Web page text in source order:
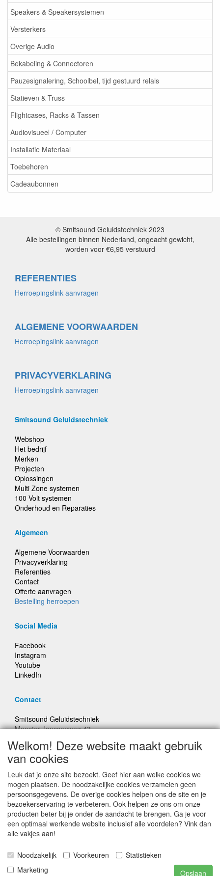
Speakers & Speakersystemen
Versterkers
Overige Audio
Bekabeling & Connectoren
Pauzesignalering, Schoolbel, tijd gestuurd relais
Statieven & Truss
Flightcases, Racks & Tassen
Audiovisueel / Computer
Installatie Materiaal
Toebehoren
Cadeaubonnen
© Smitsound Geluidstechniek 2023
Alle bestellingen binnen Nederland, ongeacht gewicht,
worden voor €6,95 verstuurd
REFERENTIES
Herroepingslink aanvragen
ALGEMENE VOORWAARDEN
Herroepingslink aanvragen
PRIVACYVERKLARING
Herroepingslink aanvragen
Smitsound Geluidstechniek
Webshop
Het bedrijf
Merken
Projecten
Oplossingen
Multi Zone systemen
100 Volt systemen
Onderhoud en Reparaties
Algemeen
Algemene Voorwaarden
Privacyverklaring
Referenties
Contact
Offerte aanvragen
Bestelling herroepen
Social Media
Facebook
Instagram
Youtube
LinkedIn
Contact
Smitsound Geluidstechniek
Meester Janssenweg 43
E-mail: info@smitsound.nl
Telefoon: +31-(0)6-22256322
Bestellingen binnen Nederland, ongeacht gewicht, verstuurd
voor € 6,95
Prijzen inclusief 21% BTW, tenzij anders vermeldt
© Smitsound Geluidstechniek 2024, alle rechten
Welkom! Deze website maakt gebruik
van cookies
Leuk dat je onze site bezoekt. Geef hier aan welke cookies we
mogen plaatsen. De noodzakelijke cookies verzamelen geen
persoonsgegevens. De overige cookies helpen ons de site en je
bezoekerservaring te verbeteren. Ook helpen ze ons om onze
producten beter bij je onder de aandacht te brengen. Ga je voor
een optimaal werkende website inclusief alle voordelen? Vink dan
alle vakjes aan!
Noodzakelijk Voorkeuren
Statistieken
Marketing
Opslaan